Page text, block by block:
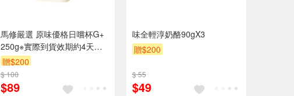
馬修嚴選 原味優格日嚐杯G+
250g※實際到貨效期約4天以
上
贈$200
$ 100
$89
味全輕淳奶酪90gX3
贈$200
$ 55
$49